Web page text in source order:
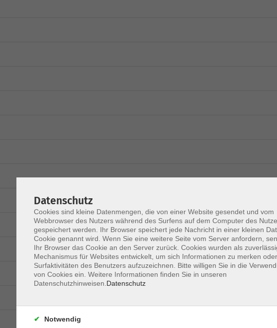
Datenschutz
Cookies sind kleine Datenmengen, die von einer Website gesendet und vom
Webbrowser des Nutzers während des Surfens auf dem Computer des
gespeichert werden. Ihr Browser speichert jede Nachricht in einer kleinen
Cookie genannt wird. Wenn Sie eine weitere Seite vom Server anfordern,
Ihr Browser das Cookie an den Server zurück. Cookies wurden als
Mechanismus für Websites entwickelt, um sich Informationen zu merken
Surfaktivitäten des Benutzers aufzuzeichnen. Bitte willigen Sie in die
von Cookies ein. Weitere Informationen finden Sie in unseren
Datenschutzhinweisen. Datenschutz
Notwendig